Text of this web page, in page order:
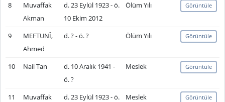
8
Muvaffak
Akman
d. 23 Eylül 1923 - ö.
10 Ekim 2012
Ölüm Yılı Görüntüle
9
MEFTUNÎ,
Ahmed
d. ? - ö. ? Ölüm Yılı Görüntüle
10 Nail Tan
d. 10 Aralık 1941 -
ö. ?
Meslek Görüntüle
11
Muvaffak
d. 23 Eylül 1923 - ö.
Meslek Görüntüle